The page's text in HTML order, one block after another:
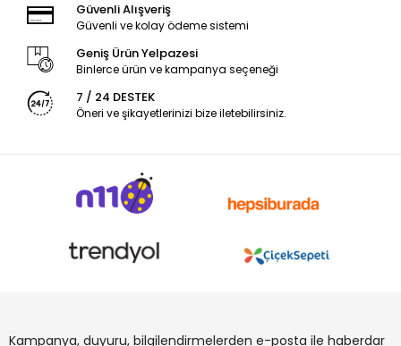
Güvenli Alışveriş
Güvenli ve kolay ödeme sistemi
Geniş Ürün Yelpazesi
Binlerce ürün ve kampanya seçeneği
7 / 24 DESTEK
Öneri ve şikayetlerinizi bize iletebilirsiniz.
Kampanya, duyuru, bilgilendirmelerden e-posta ile haberdar